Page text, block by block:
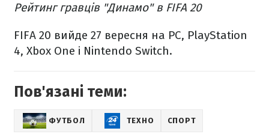
Рейтинг гравців "Динамо" в FIFA 20
FIFA 20 вийде 27 вересня на PC, PlayStation
4, Xbox One і Nintendo Switch.
Пов'язані теми:
ФУТБОЛ ТЕХНО СПОРТ